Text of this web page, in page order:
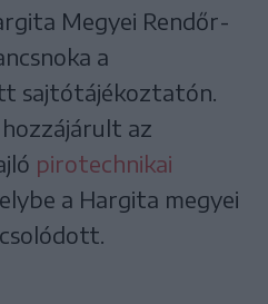
Megyei Rendőr-
a
sajtótájékoztatón.
az
pirotechnikai
a Hargita megyei